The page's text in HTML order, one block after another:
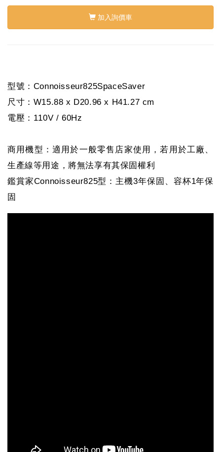
加入詢價車
型號：Connoisseur825SpaceSaver
尺寸：W15.88 x D20.96 x H41.27 cm
電壓：110V / 60Hz
商用機型：適用於一般零售店家使用，若用於工廠、
生產線等用途，將無法享有其保固權利
鑑賞家Connoisseur825型：主機3年保固、容杯1年保
固